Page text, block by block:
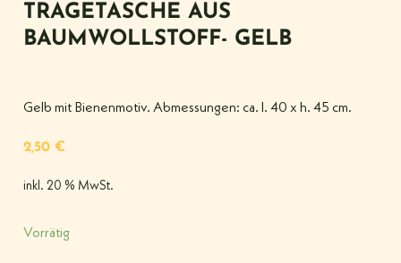
TRAGETASCHE AUS
BAUMWOLLSTOFF- GELB
Gelb mit Bienenmotiv. Abmessungen: ca. l. 40 x h. 45 cm.
2,50 €
inkl. 20 % MwSt.
Vorrätig